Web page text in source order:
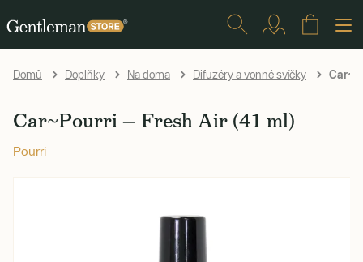
Domů Doplňky Na doma Difuzéry a vonné svíčky
Car~Pourri — Fresh Air (41 ml)
Pourri